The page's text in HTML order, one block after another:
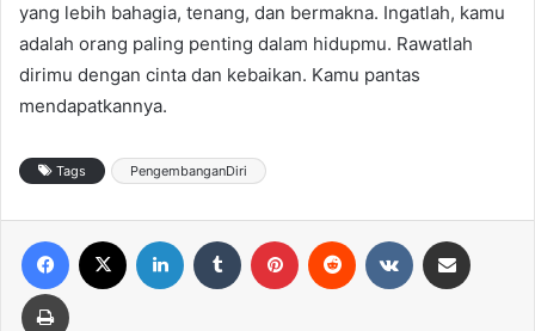
yang lebih bahagia, tenang, dan bermakna. Ingatlah, kamu
adalah orang paling penting dalam hidupmu. Rawatlah
dirimu dengan cinta dan kebaikan. Kamu pantas
mendapatkannya.
Tags PengembanganDiri